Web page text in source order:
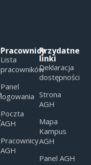
Pracownicy
Lista
pracowników
Panel
logowania
Poczta
AGH
Pracownicy
AGH
Przydatne
linki
Deklaracja
dostępności
Strona
AGH
Mapa
Kampus
AGH
Panel AGH